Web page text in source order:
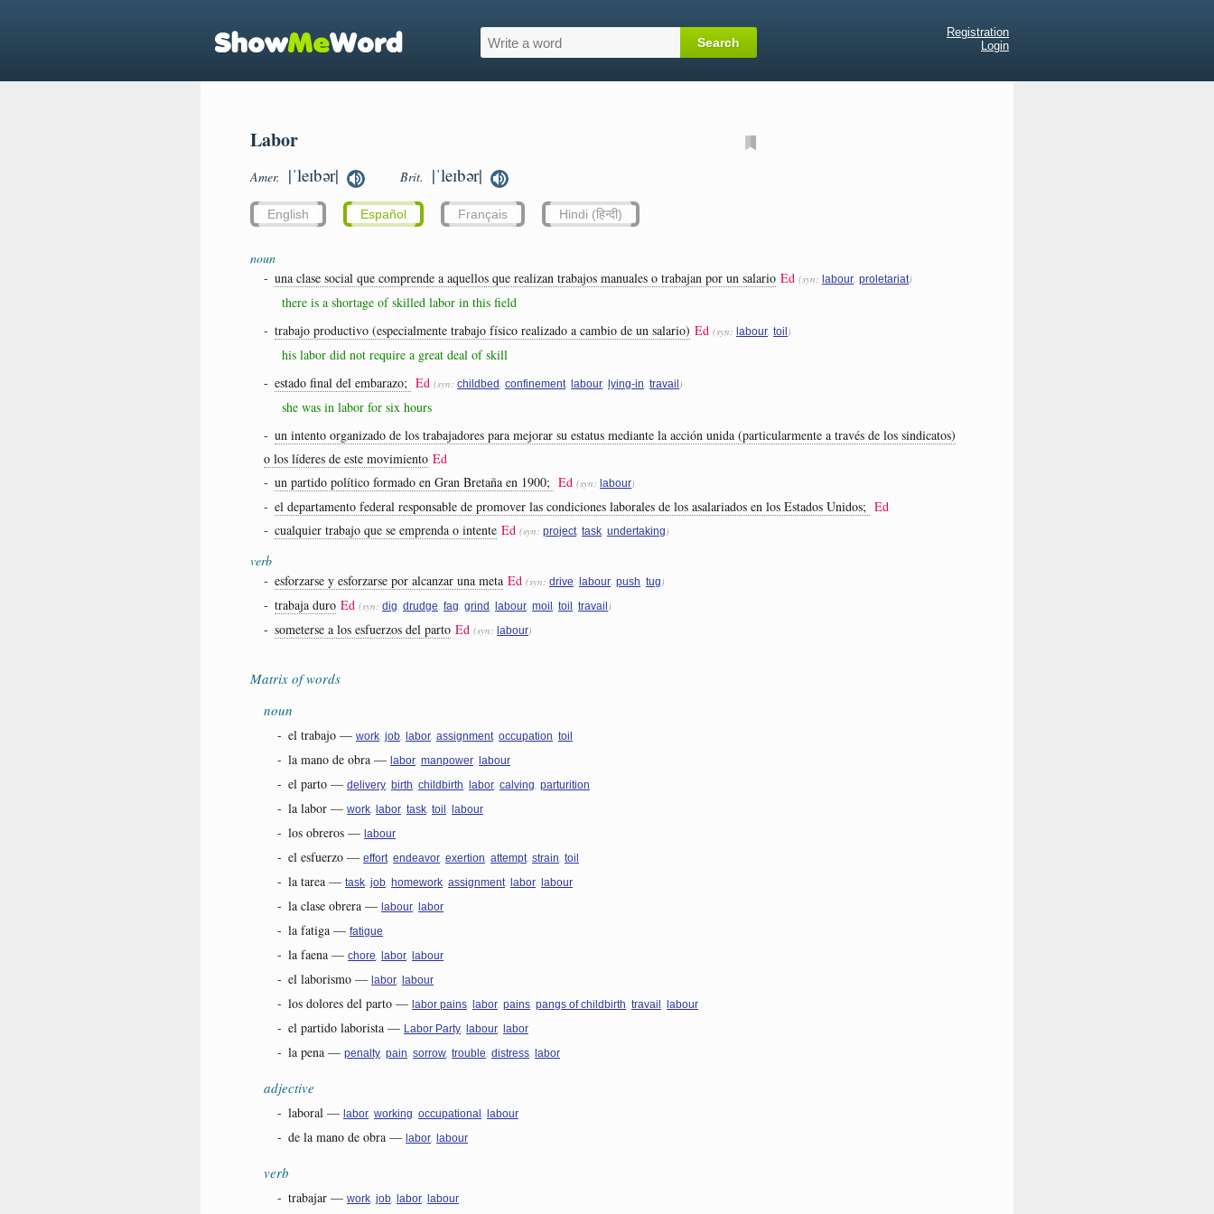
Registration
Login
Labor
Amer. |ˈleɪbər| Brit. |ˈleɪbər|
English Español Français Hindi (हिन्दी)
noun
- una clase social que comprende a aquellos que realizan trabajos manuales o trabajan por un salario Ed (syn: labour, proletariat)
there is a shortage of skilled labor in this field
- trabajo productivo (especialmente trabajo físico realizado a cambio de un salario) Ed (syn: labour, toil )
his labor did not require a great deal of skill
- estado final del embarazo; Ed (syn: childbed, confinement, labour, lying-in, travail )
she was in labor for six hours
- un intento organizado de los trabajadores para mejorar su estatus mediante la acción unida (particularmente a través de los sindicatos)
o los líderes de este movimiento Ed
- un partido político formado en Gran Bretaña en 1900; Ed (syn: labour)
- el departamento federal responsable de promover las condiciones laborales de los asalariados en los Estados Unidos; Ed
- cualquier trabajo que se emprenda o intente Ed (syn: project, task, undertaking)
verb
- esforzarse y esforzarse por alcanzar una meta Ed (syn: drive, labour, push, tug)
- trabaja duro Ed (syn: dig, drudge, fag, grind, labour, moil , toil , travail )
- someterse a los esfuerzos del parto Ed (syn: labour)
Matrix of words
noun
- el trabajo — work, job, labor, assignment, occupation, toil
- la mano de obra — labor, manpower, labour
- el parto — delivery, birth, childbirth, labor, calving, parturition
- la labor — work, labor, task, toil , labour
- los obreros — labour
- el esfuerzo — effort, endeavor, exertion, attempt, strain, toil
- la tarea — task, job, homework, assignment, labor, labour
- la clase obrera — labour, labor
- la fatiga — fatigue
- la faena — chore, labor, labour
- el laborismo — labor, labour
- los dolores del parto — labor pains, labor, pains, pangs of childbirth, travail , labour
- el partido laborista — Labor Party, labour, labor
- la pena — penalty, pain, sorrow, trouble, distress, labor
adjective
- laboral — labor, working, occupational , labour
- de la mano de obra — labor, labour
verb
- trabajar — work, job, labor, labour